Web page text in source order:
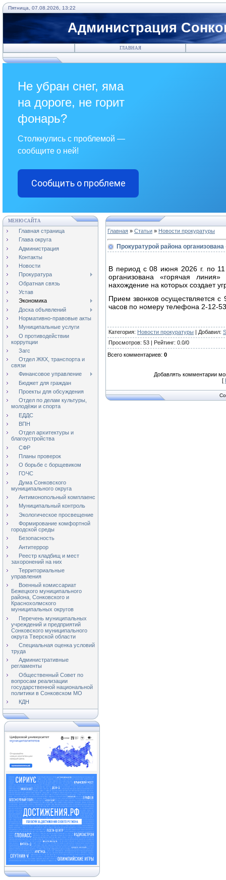
Пятница, 07.08.2026, 13:22
Администрация
ГЛАВНАЯ
Не убран снег, яма
на дороге, не горит
фонарь?
Столкнулись с проблемой —
сообщите о ней!
Сообщить о проблеме
МЕНЮ САЙТА
Главная страница
Глава округа
Администрация
Контакты
Новости
Прокуратура
Обратная связь
Устав
Экономика
Доска объявлений
Нормативно-правовые акты
Муниципальные услуги
О противодействии
коррупции
Загс
Отдел ЖКХ, транспорта и
связи
Финансовое управление
Бюджет для граждан
Проекты для обсуждения
Отдел по делам культуры,
молодёжи и спорта
ЕДДС
ВПН
Отдел архитектуры и
благоустройства
СФР
Планы проверок
О борьбе с борщевиком
ГОЧС
Дума Сонковского
муниципального округа
Антимонопольный комплаенс
Муниципальный контроль
Экологическое просвещение
Формирование комфортной
городской среды
Безопасность
Антитеррор
Реестр кладбищ и мест
захоронений на них
Территориальные
управления
Военный комиссариат
Бежецкого муниципального
района, Сонковского и
Краснохолмского
муниципальных округов
Перечень муниципальных
учреждений и предприятий
Сонковского муниципального
округа Тверской области
Специальная оценка условий
труда
Административные
регламенты
Общественный Совет по
вопросам реализации
государственной национальной
политики в Сонковском МО
КДН
Главная » Статьи » Новости прокуратуры
Прокуратурой района
В период с 08 июня 2026 г. по 11
организована «горячая
нахождение на которых создает
Прием звонков осуществляется
часов по номеру телефона 2-12-
Категория: Новости прокуратуры | Добавил:
Просмотров: 53 | Рейтинг: 0.0/0
Всего комментариев: 0
Добавлять комментарии
[